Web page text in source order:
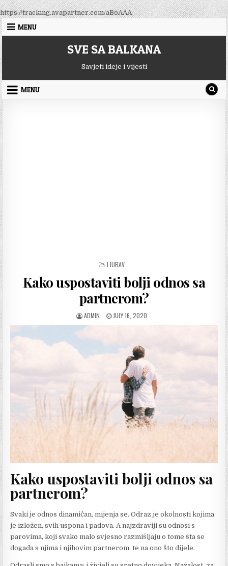
https://tracking.avapartner.com/aBoAAASkip
MENU
SVE SA BALKANA
Savjeti ideje i vijesti
MENU
POSTED
LJUBAV
Kako uspostaviti bolji odnos sa
partnerom?
AUTHOR:
ADMIN
PUBLISHED
JULY 16, 2020
Kako uspostaviti bolji odnos sa
partnerom?
Svaki je odnos dinamičan, mijenja se. Odraz je okolnosti kojima
je izložen, svih uspona i padova. A najzdraviji su odnosi s
parovima, koji svako malo svjesno razmišljaju o tome šta se
događa s njima i njihovim partnerom, te na ono što dijele.